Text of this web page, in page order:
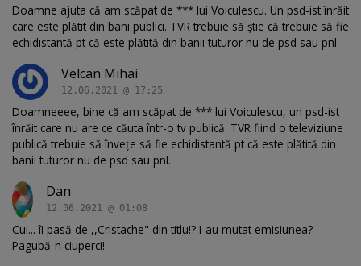
Doamne ajuta că am scăpat de *** lui Voiculescu. Un psd-ist înrăit
care este plătit din bani publici. TVR trebuie să știe că trebuie să fie
echidistantă pt că este plătită din banii tuturor nu de psd sau pnl.
Velcan Mihai
12.06.2021 @ 17:25
Doamneeee, bine că am scăpat de *** lui Voiculescu, un psd-ist
înrăit care nu are ce căuta într-o tv publică. TVR fiind o televiziune
publică trebuie să învețe să fie echidistantă pt că este plătită din
banii tuturor nu de psd sau pnl.
Dan
12.06.2021 @ 01:08
Cui... îi pasă de ,,Cristache" din titlu!? I-au mutat emisiunea?
Pagubă-n ciuperci!